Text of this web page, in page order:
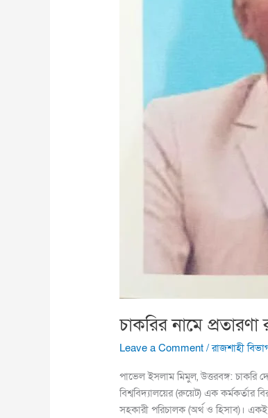
চাকরির নামে
Leave a Comment /রাজশাহী
পাভেল ইসলাম মিমুল, উত্তরবঙ্গ: চাকরি
বিশ্ববিদ্যালয়ের (রুয়েট) এক কর্মকর্তার
সহকারী পরিচালক (অর্থ ও হিসাব)।